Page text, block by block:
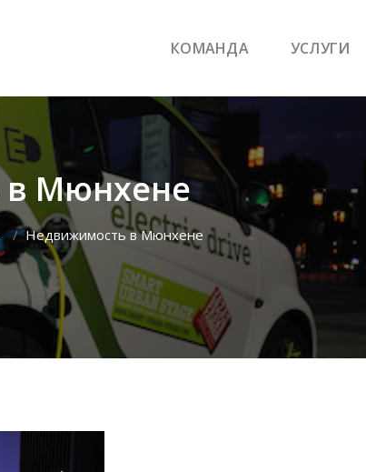
КОМАНДА УСЛУГИ
Мюнхене
Недвижимость в Мюнхене